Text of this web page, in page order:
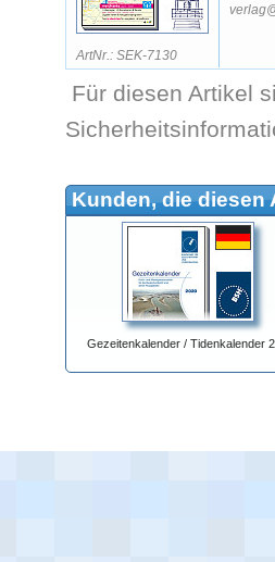
ArtNr.: SEK-7130
Für diesen Artikel
Kunden, die diesen
Gezeitenkalender / Tidenkalender